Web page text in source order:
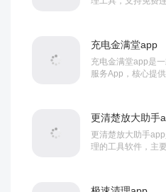
充电金满堂app
充电金满堂app是
服务App，核心提
更清楚放大助手
更清楚放大助手
理的工具软件，主